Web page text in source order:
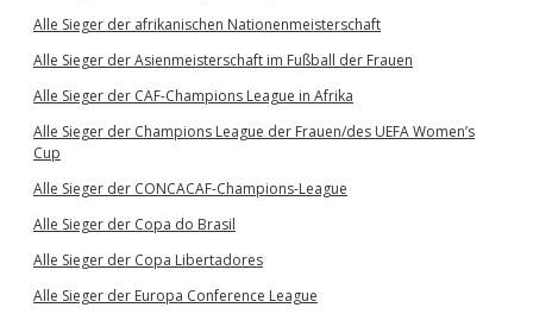
Alle Sieger der afrikanischen Nationenmeisterschaft
Alle Sieger der Asienmeisterschaft im Fußball der Frauen
Alle Sieger der CAF-Champions League in Afrika
Alle Sieger der Champions League der Frauen/des UEFA Women’s
Cup
Alle Sieger der CONCACAF-Champions-League
Alle Sieger der Copa do Brasil
Alle Sieger der Copa Libertadores
Alle Sieger der Europa Conference League